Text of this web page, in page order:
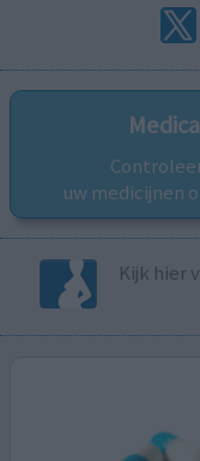
uw medicijnen
Kijk hier